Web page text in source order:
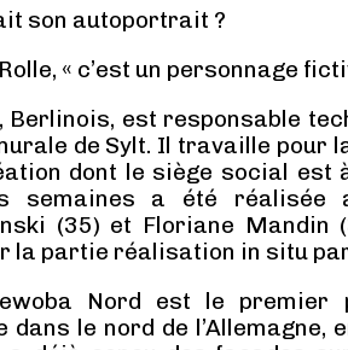
son autoportrait ?
« c’est un personnage
Berlinois, est responsable
de Sylt. Il travaille pour
dont le siège social est
semaines a été réalisée
(35) et Floriane Mandin
la partie réalisation in situ
Nord est le premier
le nord de l’Allemagne,